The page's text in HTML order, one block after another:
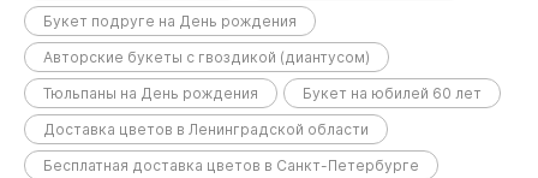
Букет подруге на День рождения
Авторские букеты с гвоздикой (диантусом)
Тюльпаны на День рождения
Букет на юбилей 60 лет
Доставка цветов в Ленинградской области
Бесплатная доставка цветов в Санкт-Петербурге